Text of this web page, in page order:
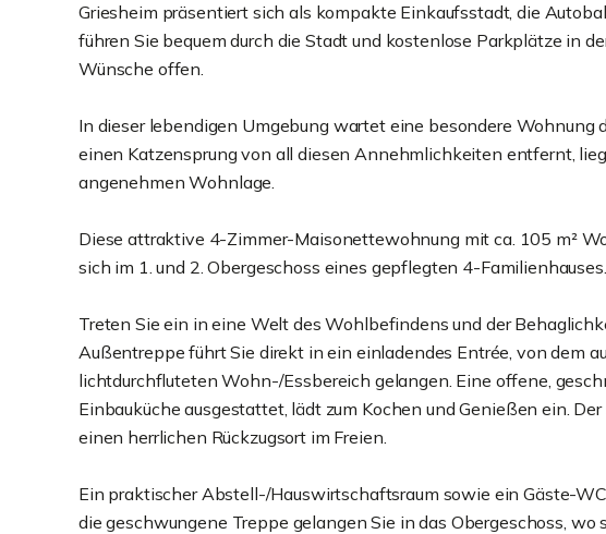
Griesheim präsentiert sich als kompakte Einkaufsstadt, die
führen Sie bequem durch die Stadt und kostenlose Parkplätze in
Wünsche offen.
In dieser lebendigen Umgebung wartet eine besondere Wohnung
einen Katzensprung von all diesen Annehmlichkeiten entfernt,
angenehmen Wohnlage.
Diese attraktive 4-Zimmer-Maisonettewohnung mit ca. 105 m²
sich im 1. und 2. Obergeschoss eines gepflegten 4-Familienhauses.
Treten Sie ein in eine Welt des Wohlbefindens und der
Außentreppe führt Sie direkt in ein einladendes Entrée, von dem
lichtdurchfluteten Wohn-/Essbereich gelangen. Eine offene,
Einbauküche ausgestattet, lädt zum Kochen und Genießen ein.
einen herrlichen Rückzugsort im Freien.
Ein praktischer Abstell-/Hauswirtschaftsraum sowie ein Gäste-
die geschwungene Treppe gelangen Sie in das Obergeschoss,